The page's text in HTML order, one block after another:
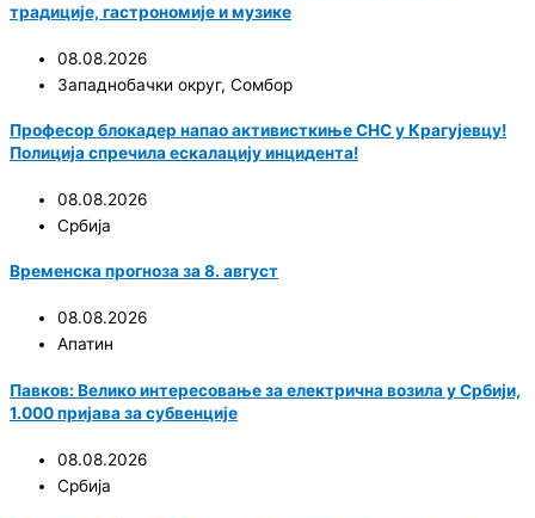
традиције, гастрономије и музике
08.08.2026
Западнобачки округ, Сомбор
Професор блокадер напао активисткиње СНС у Крагујевцу!
Полиција спречила ескалацију инцидента!
08.08.2026
Србија
Временска прогноза за 8. август
08.08.2026
Апатин
Павков: Велико интересовање за електрична возила у Србији,
1.000 пријава за субвенције
08.08.2026
Србија